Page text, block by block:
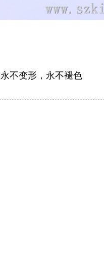
不变形，永不褪色